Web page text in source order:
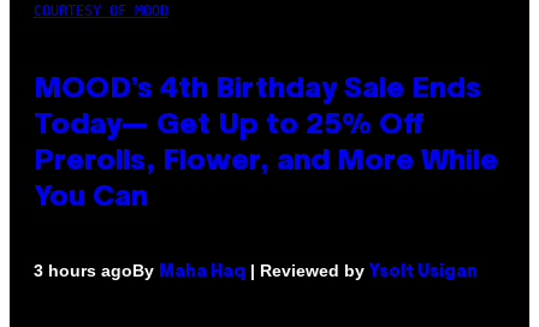
COURTESY OF MOOD
MOOD’s 4th Birthday Sale Ends
Today— Get Up to 25% Off
Prerolls, Flower, and More While
You Can
3 hours agoBy Maha Haq | Reviewed by Ysolt Usigan